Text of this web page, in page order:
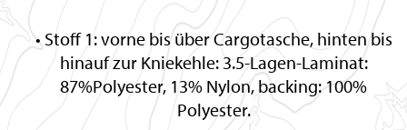
Stoff 1: vorne bis über Cargotasche, hinten bis
hinauf zur Kniekehle: 3.5-Lagen-Laminat:
87%Polyester, 13% Nylon, backing: 100%
Polyester.